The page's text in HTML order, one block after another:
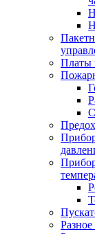
Платы